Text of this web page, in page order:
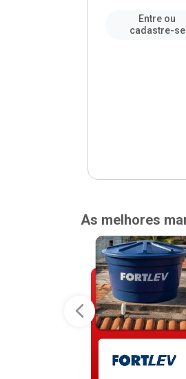
Entre ou
cadastre-se
As melhores